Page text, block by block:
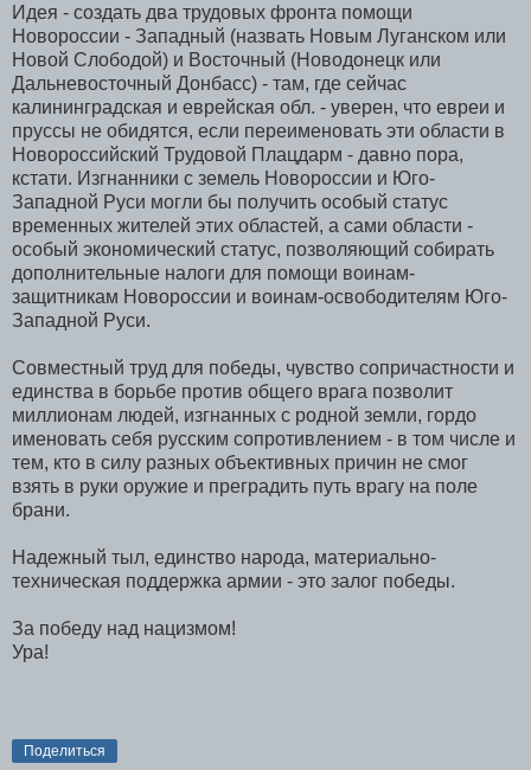
Идея - создать два трудовых фронта помощи
Новороссии - Западный (назвать Новым Луганском или
Новой Слободой) и Восточный (Новодонецк или
Дальневосточный Донбасс) - там, где сейчас
калининградская и еврейская обл. - уверен, что евреи и
пруссы не обидятся, если переименовать эти области в
Новороссийский Трудовой Плацдарм - давно пора,
кстати. Изгнанники с земель Новороссии и Юго-
Западной Руси могли бы получить особый статус
временных жителей этих областей, а сами области -
особый экономический статус, позволяющий собирать
дополнительные налоги для помощи воинам-
защитникам Новороссии и воинам-освободителям Юго-
Западной Руси.
Совместный труд для победы, чувство сопричастности и
единства в борьбе против общего врага позволит
миллионам людей, изгнанных с родной земли, гордо
именовать себя русским сопротивлением - в том числе и
тем, кто в силу разных объективных причин не смог
взять в руки оружие и преградить путь врагу на поле
брани.
Надежный тыл, единство народа, материально-
техническая поддержка армии - это залог победы.
За победу над нацизмом!
Ура!
Поделиться